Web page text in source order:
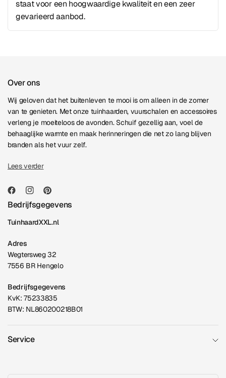
staat voor een hoogwaardige kwaliteit en een zeer
gevarieerd aanbod.
Over ons
Wij geloven dat het buitenleven te mooi is om alleen in de zomer
van te genieten. Met onze tuinhaarden, vuurschalen en accessoires
verleng je moeiteloos de avonden. Schuif gezellig aan, voel de
behaaglijke warmte en maak herinneringen die net zo lang blijven
branden als het vuur zelf.
Lees verder
Bedrijfsgegevens
TuinhaardXXL.nl
Adres
Wegtersweg 32
7556 BR Hengelo
Bedrijfsgegevens
KvK: 75233835
BTW: NL860200218B01
Service